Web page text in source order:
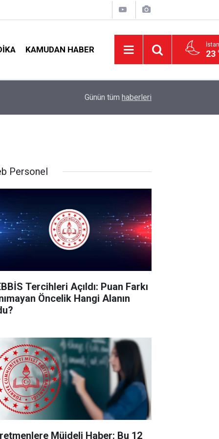
KAMUDAN HABER 23
Tavan Yaptı!
Günün tüm haberleri
Personel
Tercihleri Açıldı: Puan Farkı
Öncelik Hangi Alanın
Müjdeli Haber: Bu 12